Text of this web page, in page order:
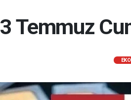
3 Temmuz